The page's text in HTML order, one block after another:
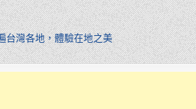
台灣各地，體驗在地之美